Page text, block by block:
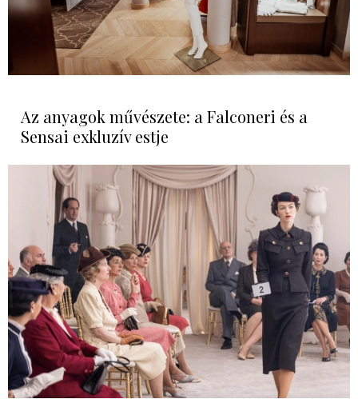
Az anyagok művészete: a Falconeri és a
Sensai exkluzív estje